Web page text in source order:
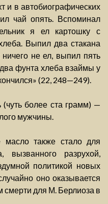
и в автобиографических
чай опять. Вспоминал
я ел картошку с
Выпил два стакана
не ел, выпил пять
фунта хлеба взаймы у
(22, 248—249).
более ста грамм) —
мужчины.
масло также стало для
вызванного разрухой,
политикой новых
оно оказывается
для М. Берлиоза в